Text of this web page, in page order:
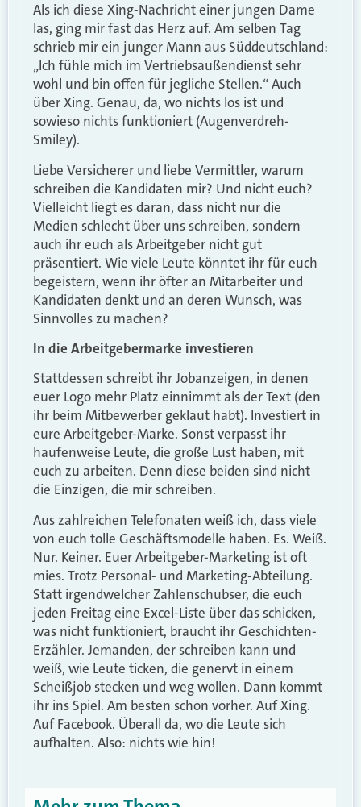
Als ich diese Xing-Nachricht einer jungen Dame
las, ging mir fast das Herz auf. Am selben Tag
schrieb mir ein junger Mann aus Süddeutschland:
„Ich fühle mich im Vertriebsaußendienst sehr
wohl und bin offen für jegliche Stellen.“ Auch
über Xing. Genau, da, wo nichts los ist und
sowieso nichts funktioniert (Augenverdreh-
Smiley).
Liebe Versicherer und liebe Vermittler, warum
schreiben die Kandidaten mir? Und nicht euch?
Vielleicht liegt es daran, dass nicht nur die
Medien schlecht über uns schreiben, sondern
auch ihr euch als Arbeitgeber nicht gut
präsentiert. Wie viele Leute könntet ihr für euch
begeistern, wenn ihr öfter an Mitarbeiter und
Kandidaten denkt und an deren Wunsch, was
Sinnvolles zu machen?
In die Arbeitgebermarke investieren
Stattdessen schreibt ihr Jobanzeigen, in denen
euer Logo mehr Platz einnimmt als der Text (den
ihr beim Mitbewerber geklaut habt). Investiert in
eure Arbeitgeber-Marke. Sonst verpasst ihr
haufenweise Leute, die große Lust haben, mit
euch zu arbeiten. Denn diese beiden sind nicht
die Einzigen, die mir schreiben.
Aus zahlreichen Telefonaten weiß ich, dass viele
von euch tolle Geschäftsmodelle haben. Es. Weiß.
Nur. Keiner. Euer Arbeitgeber-Marketing ist oft
mies. Trotz Personal- und Marketing-Abteilung.
Statt irgendwelcher Zahlenschubser, die euch
jeden Freitag eine Excel-Liste über das schicken,
was nicht funktioniert, braucht ihr Geschichten-
Erzähler. Jemanden, der schreiben kann und
weiß, wie Leute ticken, die genervt in einem
Scheißjob stecken und weg wollen. Dann kommt
ihr ins Spiel. Am besten schon vorher. Auf Xing.
Auf Facebook. Überall da, wo die Leute sich
aufhalten. Also: nichts wie hin!